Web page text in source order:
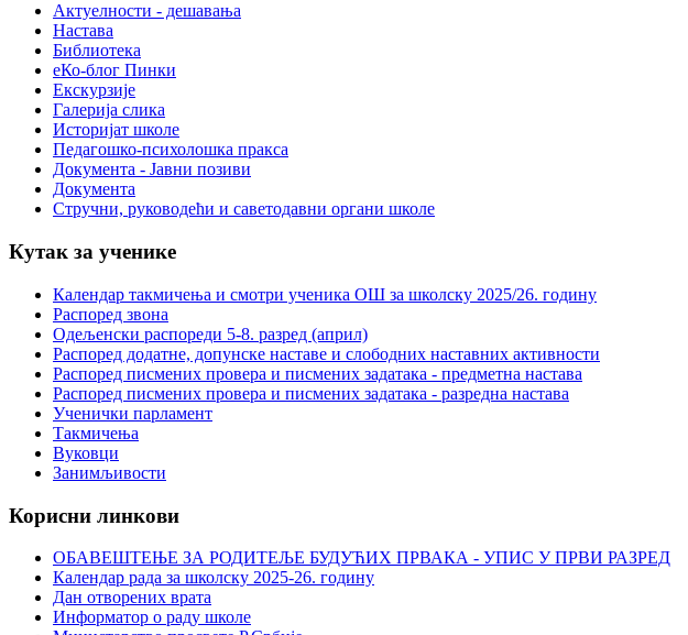
Актуелности - дешавања
Настава
Библиотека
еКо-блог Пинки
Екскурзије
Галерија слика
Историјат школе
Педагошко-психолошка пракса
Документа - Јавни позиви
Документа
Стручни, руководећи и саветодавни органи школе
Кутак за ученике
Календар такмичења и смотри ученика ОШ за школску 2025/26. годину
Распоред звона
Одељенски распореди 5-8. разред (април)
Распоред додатне, допунске наставе и слободних наставних активности
Распоред писмених провера и писмених задатака - предметна настава
Распоред писмених провера и писмених задатака - разредна настава
Ученички парламент
Такмичења
Вуковци
Занимљивости
Корисни линкови
ОБАВЕШТЕЊЕ ЗА РОДИТЕЉЕ БУДУЋИХ ПРВАКА - УПИС У ПРВИ РАЗРЕД
Календар рада за школску 2025-26. годину
Дан отворених врата
Информатор о раду школе